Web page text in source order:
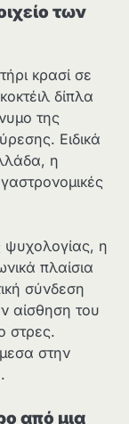
των
κρασί σε
δίπλα
της
Ειδικά
η
ψυχολογίας, η
πλαίσια
σύνδεση
αίσθηση του
στρες.
στην
από μια